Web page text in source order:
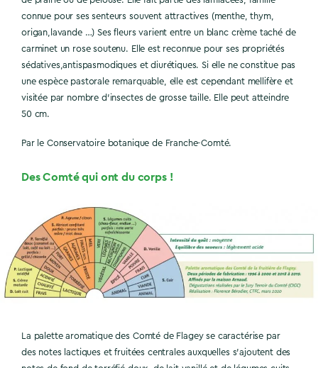
connue pour ses senteurs souvent attractives (menthe, thym,
origan,lavande …) Ses fleurs varient entre un blanc crème taché de
carminet un rose soutenu. Elle est reconnue pour ses propriétés
sédatives,antispasmodiques et diurétiques. Si elle ne constitue pas
une espèce pastorale remarquable, elle est cependant mellifère et
visitée par nombre d’insectes de grosse taille. Elle peut atteindre
50 cm.
Par le Conservatoire botanique de Franche-Comté.
Des Comté qui ont du corps !
La palette aromatique des Comté de Flagey se caractérise par
des notes lactiques et fruitées centrales auxquelles s’ajoutent des